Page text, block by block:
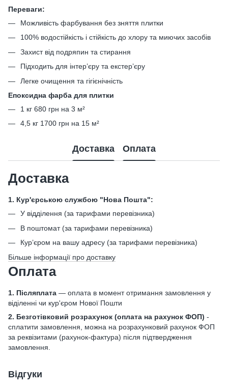
Переваги:
Можливість фарбування без зняття плитки
100% водостійкість і стійкість до хлору та миючих засобів
Захист від подряпин та стирання
Підходить для інтер’єру та екстер’єру
Легке очищення та гігієнічність
Епоксидна фарба для плитки
1 кг 680 грн на 3 м²
4,5 кг 1700 грн на 15 м²
Доставка Оплата
Доставка
1. Кур'єрською службою "Нова Пошта":
У відділення (за тарифами перевізника)
В поштомат (за тарифами перевізника)
Кур’єром на вашу адресу (за тарифами перевізника)
Більше інформації про доставку
Оплата
1. Післяплата — оплата в момент отримання замовлення у
віділенні чи кур'єром Нової Пошти
2. Безготівковий розрахунок (оплата на рахунок ФОП) -
сплатити замовлення, можна на розрахунковий рахунок ФОП
за реквізитами (рахунок-фактура) після підтвердження
замовлення.
Відгуки